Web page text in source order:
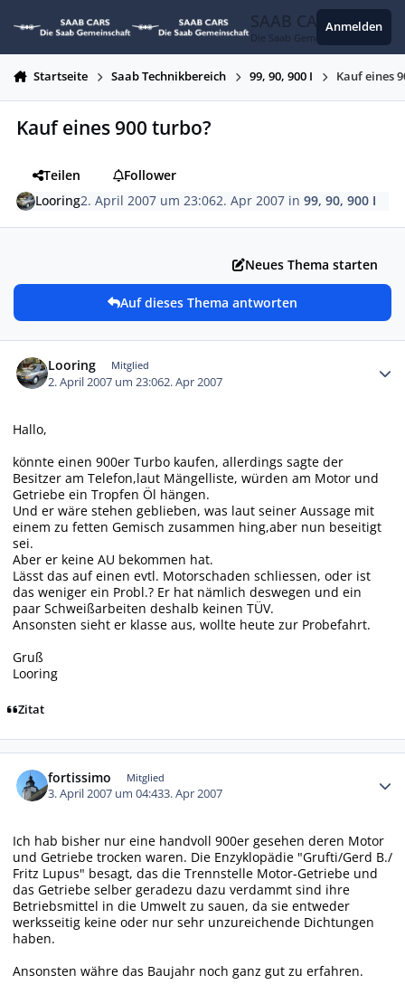
SAAB CARS
Die Saab Gemeinschaft
Anmelden
Startseite Saab Technikbereich 99, 90, 900 I Kauf eines
Kauf eines 900 turbo?
Teilen
Follower
Looring2. April 2007 um 23:062. Apr 2007 in99, 90, 900 I
Neues Thema starten
Auf dieses Thema antworten
Looring Mitglied
2. April 2007 um 23:062. Apr 2007
Hallo,
könnte einen 900er Turbo kaufen, allerdings sagte der
Besitzer am Telefon,laut Mängelliste, würden am Motor und
Getriebe ein Tropfen Öl hängen.
Und er wäre stehen geblieben, was laut seiner Aussage mit
einem zu fetten Gemisch zusammen hing,aber nun beseitigt
sei.
Aber er keine AU bekommen hat.
Lässt das auf einen evtl. Motorschaden schliessen, oder ist
das weniger ein Probl.? Er hat nämlich deswegen und ein
paar Schweißarbeiten deshalb keinen TÜV.
Ansonsten sieht er klasse aus, wollte heute zur Probefahrt.
Gruß
Looring
Zitat
fortissimo Mitglied
3. April 2007 um 04:433. Apr 2007
Ich hab bisher nur eine handvoll 900er gesehen deren Motor
und Getriebe trocken waren. Die Enzyklopädie "Grufti/Gerd B./
Fritz Lupus" besagt, das die Trennstelle Motor-Getriebe und
das Getriebe selber geradezu dazu verdammt sind ihre
Betriebsmittel in die Umwelt zu sauen, da sie entweder
werksseitig keine oder nur sehr unzureichende Dichtungen
haben.
Ansonsten währe das Baujahr noch ganz gut zu erfahren.